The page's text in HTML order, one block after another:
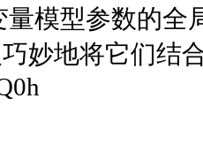
量模型参数的全
妙地将它们结